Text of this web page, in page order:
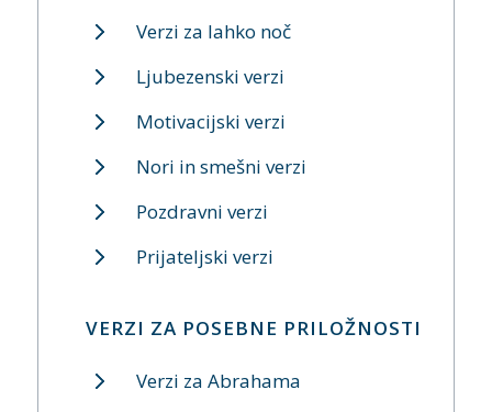
Verzi za lahko noč
Ljubezenski verzi
Motivacijski verzi
Nori in smešni verzi
Pozdravni verzi
Prijateljski verzi
VERZI ZA POSEBNE PRILOŽNOSTI
Verzi za Abrahama